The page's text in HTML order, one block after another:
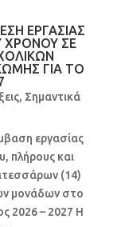
ΕΡΓΑΣΙΑΣ
ΧΡΟΝΟΥ ΣΕ
ΓΙΑ ΤΟ
, Σημαντικά
εργασίας
πλήρους και
(14)
μονάδων στο
2026 – 2027 Η